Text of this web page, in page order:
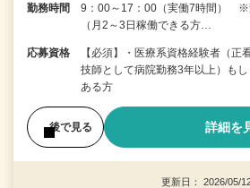
勤務時間
9：00～17：00（実働7時間） ※
（月2～3日稼働できる方…
応募資格
【必須】・医療系資格経験者（正
技師として病院勤務3年以上）も
ある方
後で見る 詳細を
更新日： 2026/05/